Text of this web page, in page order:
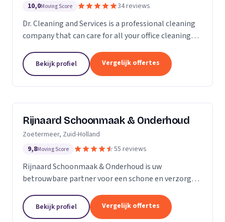
10,0Moving Score 34 reviews
Dr. Cleaning and Services is a professional cleaning
company that can care for all your office cleaning
general cleaning to deep cleaning, so you can...
Bekijk profiel Vergelijk offertes
Rijnaard Schoonmaak & Onderhoud
Zoetermeer, Zuid-Holland
9,8Moving Score 55 reviews
Rijnaard Schoonmaak & Onderhoud is uw
betrouwbare partner voor een schone en verzorgde
goed georganiseerd schoonmaakbedrijf uit
Zoetermeer, bieden wij...
Bekijk profiel Vergelijk offertes